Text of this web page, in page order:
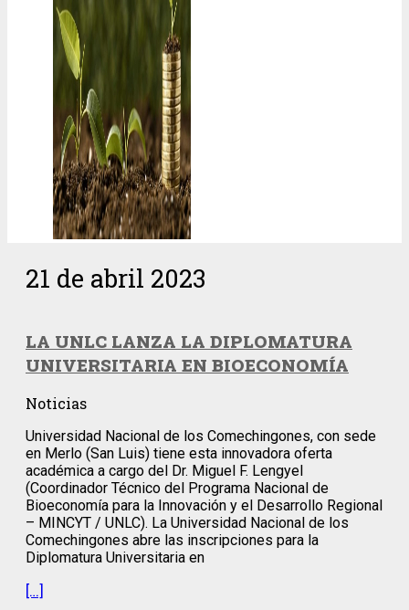
21 de abril 2023
LA UNLC LANZA LA DIPLOMATURA
UNIVERSITARIA EN BIOECONOMÍA
Noticias
Universidad Nacional de los Comechingones, con sede
en Merlo (San Luis) tiene esta innovadora oferta
académica a cargo del Dr. Miguel F. Lengyel
(Coordinador Técnico del Programa Nacional de
Bioeconomía para la Innovación y el Desarrollo Regional
– MINCYT / UNLC). La Universidad Nacional de los
Comechingones abre las inscripciones para la
Diplomatura Universitaria en
[…]